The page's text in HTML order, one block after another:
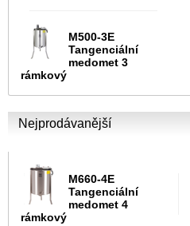
M500-3E
Tangenciální
medomet 3
rámkový
Nejprodávanější
M660-4E
Tangenciální
medomet 4
rámkový